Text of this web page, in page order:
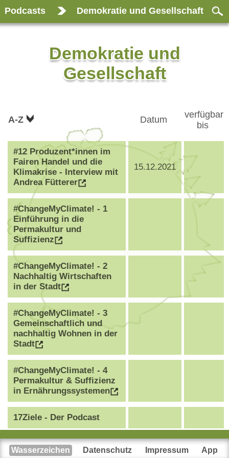
Podcasts Demokratie und Gesellschaft
Demokratie und
Gesellschaft
A-Z Datum
verfügbar
bis
#12 Produzent*innen im
Fairen Handel und die
Klimakrise - Interview mit
Andrea Fütterer
15.12.2021
#ChangeMyClimate! - 1
Einführung in die
Permakultur und
Suffizienz
#ChangeMyClimate! - 2
Nachhaltig Wirtschaften
in der Stadt
#ChangeMyClimate! - 3
Gemeinschaftlich und
nachhaltig Wohnen in der
Stadt
#ChangeMyClimate! - 4
Permakultur & Suffizienz
in Ernährungssystemen
17Ziele - Der Podcast
AnStifter - Teil 3:
Geschlechtergerechtigkeit
21.11.2025
Wasserzeichen Datenschutz Impressum App